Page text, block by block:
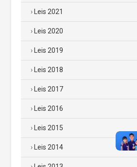
Leis 2021
Leis 2020
Leis 2019
Leis 2018
Leis 2017
Leis 2016
Leis 2015
Leis 2014